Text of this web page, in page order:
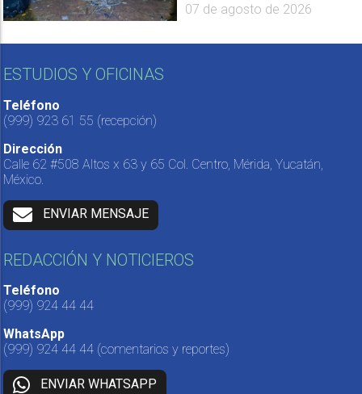
07 de agosto de 2026
ESTUDIOS Y OFICINAS
Teléfono
(999) 923 61 55 (recepción)
Dirección
Calle 62 #508 Altos x 63 y 65 Col. Centro, Mérida, Yucatán,
México.
ENVIAR MENSAJE
REDACCIÓN Y NOTICIEROS
Teléfono
(999) 924 44 44
WhatsApp
(999) 924 44 44 (comentarios y reportes)
ENVIAR WHATSAPP